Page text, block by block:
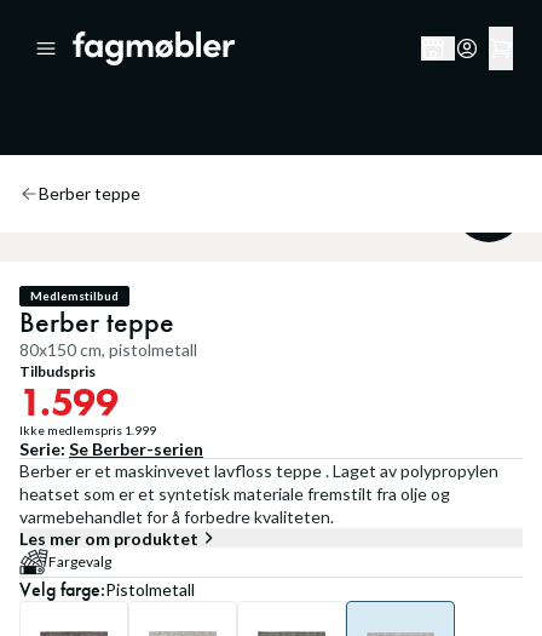
Berber teppe
Medlemstilbud
Berber teppe
80x150 cm, pistolmetall
Tilbudspris
1.599
Ikke medlemspris 1.999
Serie: Se Berber-serien
Berber er et maskinvevet lavfloss teppe . Laget av polypropylen
heatset som er et syntetisk materiale fremstilt fra olje og
varmebehandlet for å forbedre kvaliteten.
Les mer om produktet
Fargevalg
Velgfarge:Pistolmetall